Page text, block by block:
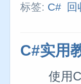
标签: C# 回
C#实用
使用C#